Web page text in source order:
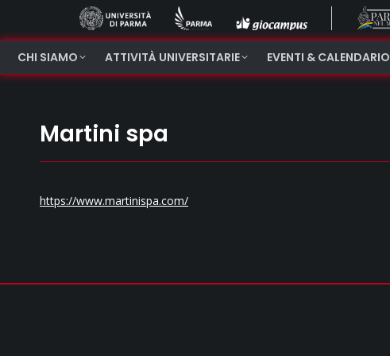
CHI SIAMO ATTIVITÀ UNIVERSITARIE EVENTI & CALENDARIO
Martini spa
https://www.martinispa.com/